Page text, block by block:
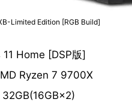
Limited Edition [RGB Build]
Home [DSP版]
Ryzen 7 9700X
32GB(16GB×2)